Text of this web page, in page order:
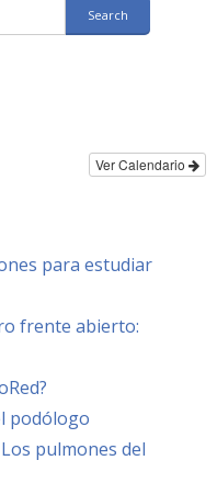
Ver Calendario
para estudiar
frente abierto:
podólogo
Los pulmones del